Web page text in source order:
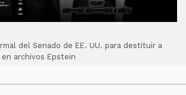
del Senado de EE. UU. para destituir a
archivos Epstein